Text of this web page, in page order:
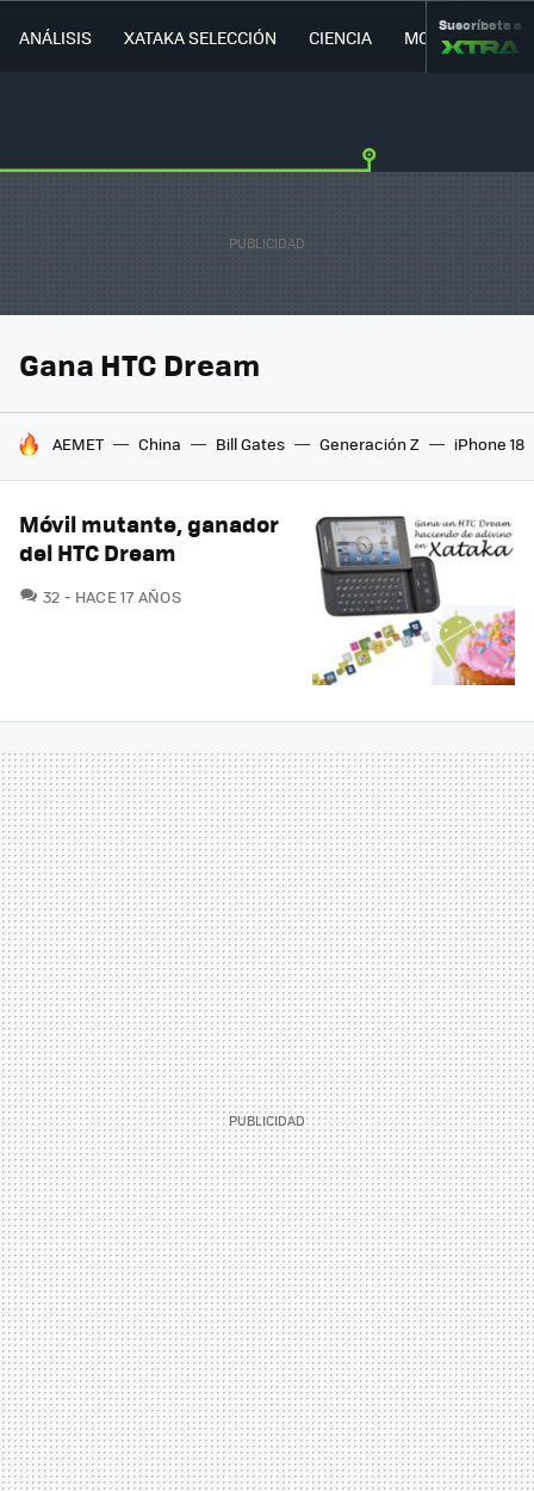
ANÁLISIS XATAKA SELECCIÓN CIENCIA MOVILIDAD
Suscríbete a
Gana HTC Dream
HOY SE HABLA DE
AEMET China Bill Gates Generación Z iPhone 18
Móvil mutante, ganador
del HTC Dream
32 COMENTARIOS
HACE 17 AÑOS